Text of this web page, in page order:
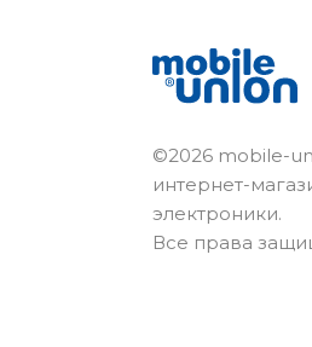
©2026 mobile-
интернет-
электроники.
Все права